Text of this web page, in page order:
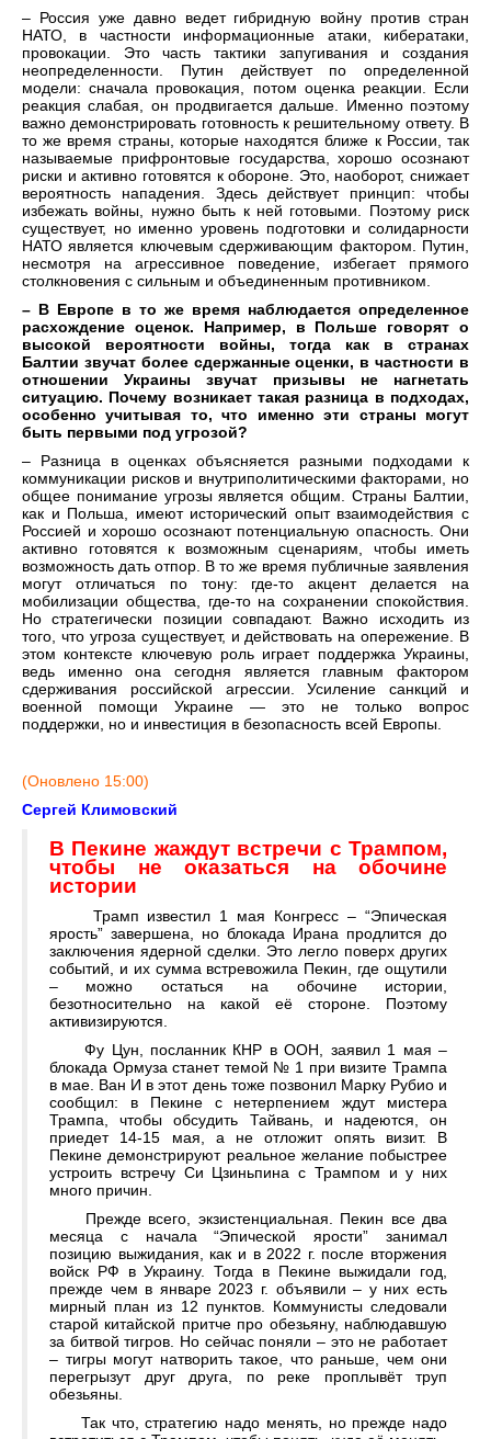
– Россия уже давно ведет гибридную войну против стран
НАТО, в частности информационные атаки, кибератаки,
провокации. Это часть тактики запугивания и создания
неопределенности. Путин действует по определенной
модели: сначала провокация, потом оценка реакции. Если
реакция слабая, он продвигается дальше. Именно поэтому
важно демонстрировать готовность к решительному ответу. В
то же время страны, которые находятся ближе к России, так
называемые прифронтовые государства, хорошо осознают
риски и активно готовятся к обороне. Это, наоборот, снижает
вероятность нападения. Здесь действует принцип: чтобы
избежать войны, нужно быть к ней готовыми. Поэтому риск
существует, но именно уровень подготовки и солидарности
НАТО является ключевым сдерживающим фактором. Путин,
несмотря на агрессивное поведение, избегает прямого
столкновения с сильным и объединенным противником.
– В Европе в то же время наблюдается определенное
расхождение оценок. Например, в Польше говорят о
высокой вероятности войны, тогда как в странах
Балтии звучат более сдержанные оценки, в частности в
отношении Украины звучат призывы не нагнетать
ситуацию. Почему возникает такая разница в подходах,
особенно учитывая то, что именно эти страны могут
быть первыми под угрозой?
– Разница в оценках объясняется разными подходами к
коммуникации рисков и внутриполитическими факторами, но
общее понимание угрозы является общим. Страны Балтии,
как и Польша, имеют исторический опыт взаимодействия с
Россией и хорошо осознают потенциальную опасность. Они
активно готовятся к возможным сценариям, чтобы иметь
возможность дать отпор. В то же время публичные заявления
могут отличаться по тону: где-то акцент делается на
мобилизации общества, где-то на сохранении спокойствия.
Но стратегически позиции совпадают. Важно исходить из
того, что угроза существует, и действовать на опережение. В
этом контексте ключевую роль играет поддержка Украины,
ведь именно она сегодня является главным фактором
сдерживания российской агрессии. Усиление санкций и
военной помощи Украине — это не только вопрос
поддержки, но и инвестиция в безопасность всей Европы.
(Оновлено 15:00)
Сергей Климовский
В Пекине жаждут встречи с Трампом,
чтобы не оказаться на обочине
истории
Трамп известил 1 мая Конгресс – “Эпическая
ярость” завершена, но блокада Ирана продлится до
заключения ядерной сделки. Это легло поверх других
событий, и их сумма встревожила Пекин, где ощутили
– можно остаться на обочине истории,
безотносительно на какой её стороне. Поэтому
активизируются.
Фу Цун, посланник КНР в ООН, заявил 1 мая –
блокада Ормуза станет темой № 1 при визите Трампа
в мае. Ван И в этот день тоже позвонил Марку Рубио и
сообщил: в Пекине с нетерпением ждут мистера
Трампа, чтобы обсудить Тайвань, и надеются, он
приедет 14-15 мая, а не отложит опять визит. В
Пекине демонстрируют реальное желание побыстрее
устроить встречу Си Цзиньпина с Трампом и у них
много причин.
Прежде всего, экзистенциальная. Пекин все два
месяца с начала “Эпической ярости” занимал
позицию выжидания, как и в 2022 г. после вторжения
войск РФ в Украину. Тогда в Пекине выжидали год,
прежде чем в январе 2023 г. объявили – у них есть
мирный план из 12 пунктов. Коммунисты следовали
старой китайской притче про обезьяну, наблюдавшую
за битвой тигров. Но сейчас поняли – это не работает
– тигры могут натворить такое, что раньше, чем они
перегрызут друг друга, по реке проплывёт труп
обезьяны.
Так что, стратегию надо менять, но прежде надо